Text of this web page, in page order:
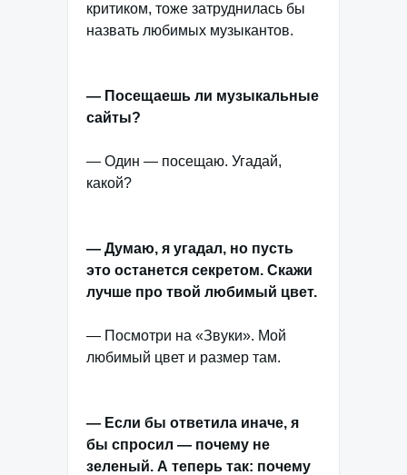
критиком, тоже затруднилась бы
назвать любимых музыкантов.
— Посещаешь ли музыкальные
сайты?
— Один — посещаю. Угадай,
какой?
— Думаю, я угадал, но пусть
это останется секретом. Скажи
лучше про твой любимый цвет.
— Посмотри на «Звуки». Мой
любимый цвет и размер там.
— Если бы ответила иначе, я
бы спросил — почему не
зеленый. А теперь так: почему